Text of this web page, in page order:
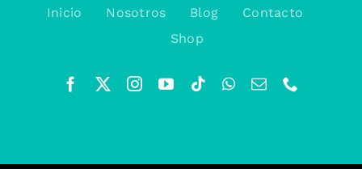
Inicio Nosotros Blog
Contacto
Shop